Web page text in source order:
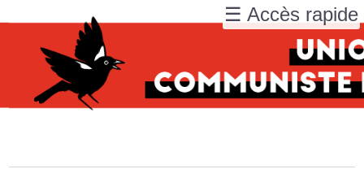
☰ Accès rapide